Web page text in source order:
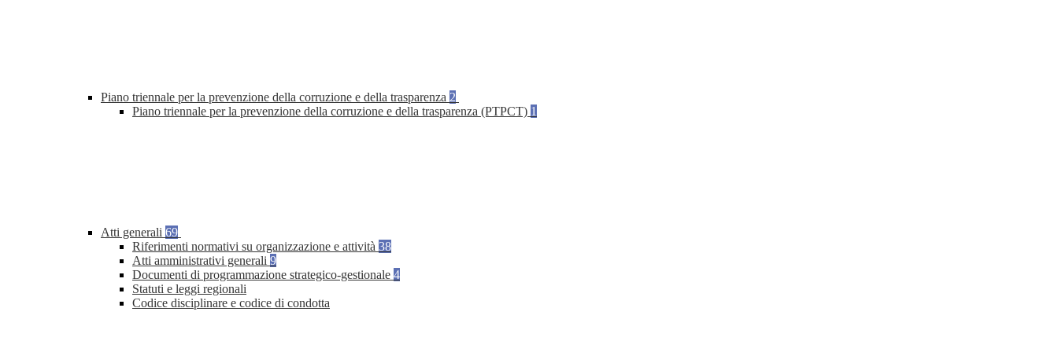
Piano triennale per la prevenzione della corruzione e della trasparenza 2
Piano triennale per la prevenzione della corruzione e della trasparenza (PTPCT) 1
Atti generali 69
Riferimenti normativi su organizzazione e attività 38
Atti amministrativi generali 9
Documenti di programmazione strategico-gestionale 4
Statuti e leggi regionali
Codice disciplinare e codice di condotta